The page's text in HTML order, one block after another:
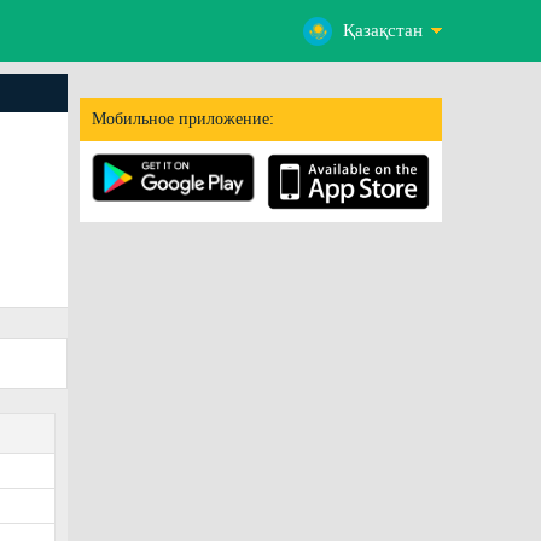
Қазақстан
Мобильное приложение: